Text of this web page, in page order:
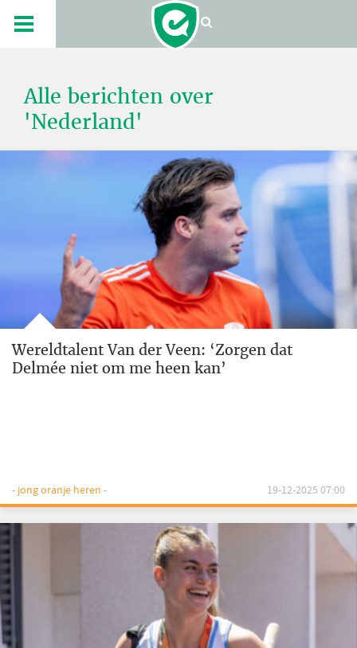
Alle berichten over
'Nederland'
Wereldtalent Van der Veen: ‘Zorgen dat
Delmée niet om me heen kan’
- jong oranje heren - 19-12-2025 07:00